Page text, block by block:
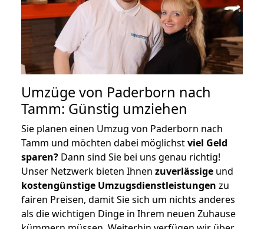
Umzüge von Paderborn nach
Tamm: Günstig umziehen
Sie planen einen Umzug von Paderborn nach
Tamm und möchten dabei möglichstviel Geld
sparen? Dann sind Sie bei uns genau richtig!
Unser Netzwerk bieten Ihnen zuverlässige und
kostengünstige Umzugsdienstleistungen zu
fairen Preisen, damit Sie sich um nichts anderes
als die wichtigen Dinge in Ihrem neuen Zuhause